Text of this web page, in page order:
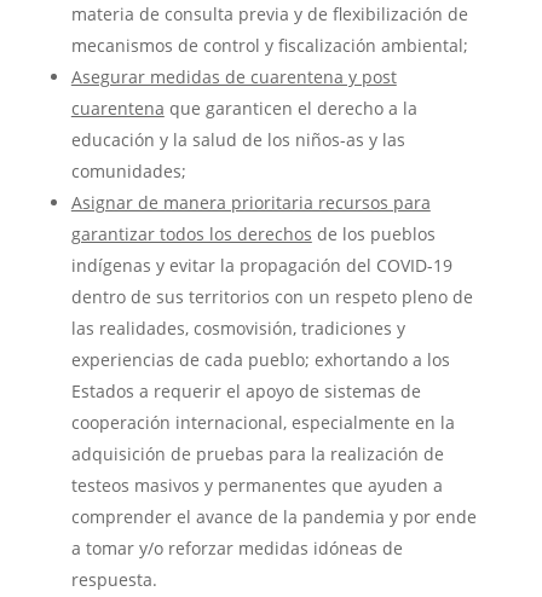
materia de consulta previa y de flexibilización de
mecanismos de control y fiscalización ambiental;
Asegurar medidas de cuarentena y post
cuarentena que garanticen el derecho a la
educación y la salud de los niños-as y las
comunidades;
Asignar de manera prioritaria recursos para
garantizar todos los derechos de los pueblos
indígenas y evitar la propagación del COVID-19
dentro de sus territorios con un respeto pleno de
las realidades, cosmovisión, tradiciones y
experiencias de cada pueblo; exhortando a los
Estados a requerir el apoyo de sistemas de
cooperación internacional, especialmente en la
adquisición de pruebas para la realización de
testeos masivos y permanentes que ayuden a
comprender el avance de la pandemia y por ende
a tomar y/o reforzar medidas idóneas de
respuesta.